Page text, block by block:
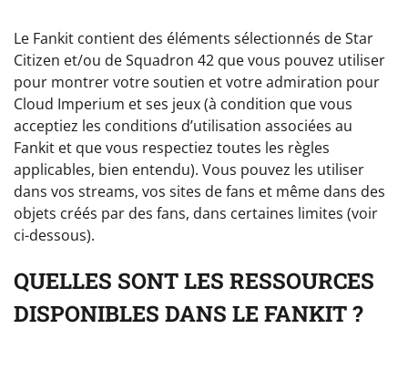
Le Fankit contient des éléments sélectionnés de Star
Citizen et/ou de Squadron 42 que vous pouvez utiliser
pour montrer votre soutien et votre admiration pour
Cloud Imperium et ses jeux (à condition que vous
acceptiez les conditions d’utilisation associées au
Fankit et que vous respectiez toutes les règles
applicables, bien entendu). Vous pouvez les utiliser
dans vos streams, vos sites de fans et même dans des
objets créés par des fans, dans certaines limites (voir
ci-dessous).
QUELLES SONT LES RESSOURCES
DISPONIBLES DANS LE FANKIT ?